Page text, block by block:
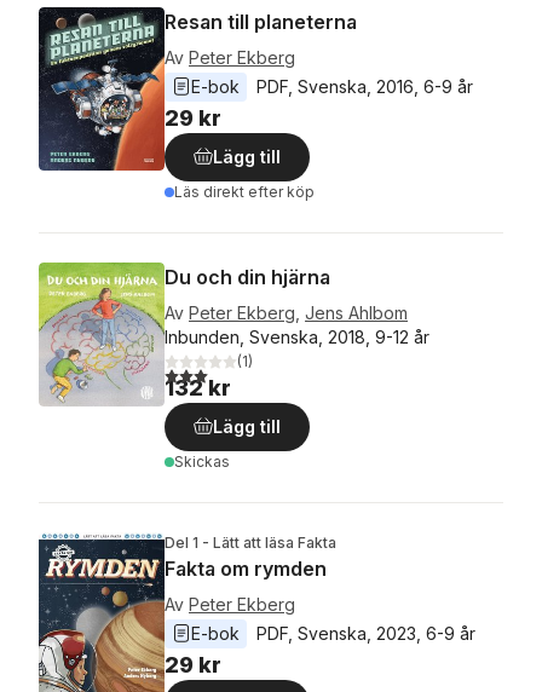
Resan till planeterna
Av Peter Ekberg
E-bok
PDF Svenska 2016 6-9 år
29 kr
Lägg till
Läs direkt efter köp
Du och din hjärna
Av Peter Ekberg Jens Ahlbom
Inbunden, Svenska, 2018, 9-12 år
3,0utav 5 stjärnor. Totalt antal röster:
(1)
132 kr
Lägg till
Skickas
Del 1 - Lätt att läsa Fakta
Fakta om rymden
Av Peter Ekberg
E-bok
PDF Svenska 2023 6-9 år
29 kr